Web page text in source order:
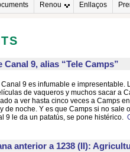
Renou Enllaços
Canal 9, alias “Tele Camps”
9 es infumable e impresentable.
de vaqueros y muchos sacar a
a ver hasta cinco veces a Camps
de noche. Y es que Camps si no sale
9 le da un patatús, se pone histérico.
anterior a 1238 (II):